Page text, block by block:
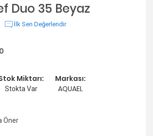
Duo 35 Beyaz
İlk Sen Değerlendir
Miktarı:
Stokta Var
Markası:
AQUAEL
Öner